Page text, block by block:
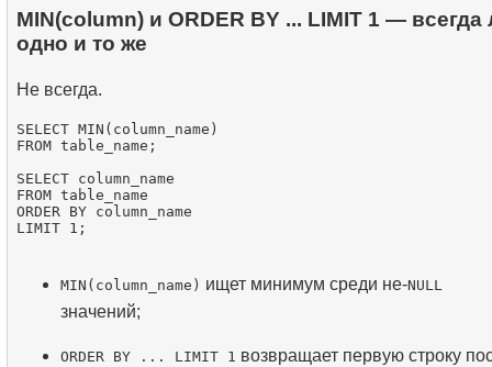
MIN(column) и ORDER BY ... LIMIT 1 — всегда
одно и то же
Не всегда.
SELECT MIN(column_name)
FROM table_name;
SELECT column_name
FROM table_name
ORDER BY column_name
MIN(column_name) ищет минимум среди не-NULL
значений;
ORDER BY ... LIMIT 1 возвращает первую строку